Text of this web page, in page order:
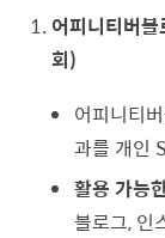
어피니티버
회)
어피니티
과를 개인
활용 가능
블로그, 인